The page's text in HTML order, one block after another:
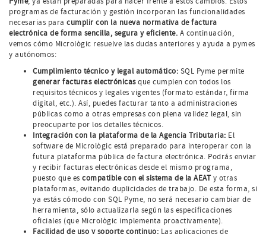
programas de facturación y gestión incorporan las funcionalidades
necesarias para cumplir con la nueva normativa de factura
electrónica de forma sencilla, segura y eficiente. A continuación,
vemos cómo Micrològic resuelve las dudas anteriores y ayuda a pymes
y autónomos:
Cumplimiento técnico y legal automático: SQL Pyme permite
generar facturas electrónicasque cumplen con todos los
requisitos técnicos y legales vigentes (formato estándar, firma
digital, etc.). Así, puedes facturar tanto a administraciones
públicas como a otras empresas con plena validez legal, sin
preocuparte por los detalles técnicos.
Integración con la plataforma de la Agencia Tributaria: El
software de Micrològic está preparado para interoperar con la
futura plataforma pública de factura electrónica. Podrás enviar
y recibir facturas electrónicas desde el mismo programa,
puesto que es compatible con el sistema de la AEATy otras
plataformas, evitando duplicidades de trabajo. De esta forma, si
ya estás cómodo con SQL Pyme, no será necesario cambiar de
herramienta, sólo actualizarla según las especificaciones
oficiales (que Micrològic implementa proactivamente).
Facilidad de uso y soporte continuo: Las aplicaciones de